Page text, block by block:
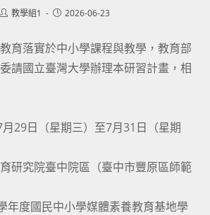
Post教學組1
Post2026-06-23
育落實於中小學課程與教學，教育部
請國立臺灣大學辦理本研習計畫，相
29日（星期三）至7月31日（星期
研究院臺中院區（臺中市豐原區師範
年度國民中小學媒體素養教育基地學